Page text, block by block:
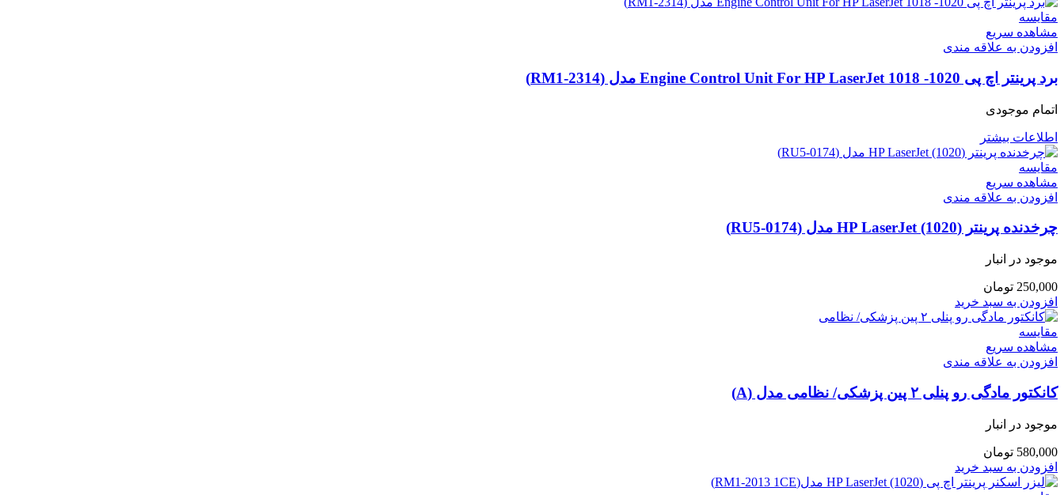
مقایسه
مشاهده سریع
افزودن به علاقه مندی
برد پرینتر اچ پی Engine Control Unit For HP LaserJet 1018 -1020 مدل (RM1-2314)
اتمام موجودی
اطلاعات بیشتر
مقایسه
مشاهده سریع
افزودن به علاقه مندی
چرخدنده پرینتر (HP LaserJet (1020 مدل (RU5-0174)
موجود در انبار
250,000 تومان
افزودن به سبد خرید
مقایسه
مشاهده سریع
افزودن به علاقه مندی
کانکتور مادگی رو پنلی ۲ پین پزشکی/ نظامی مدل (A)
موجود در انبار
580,000 تومان
افزودن به سبد خرید